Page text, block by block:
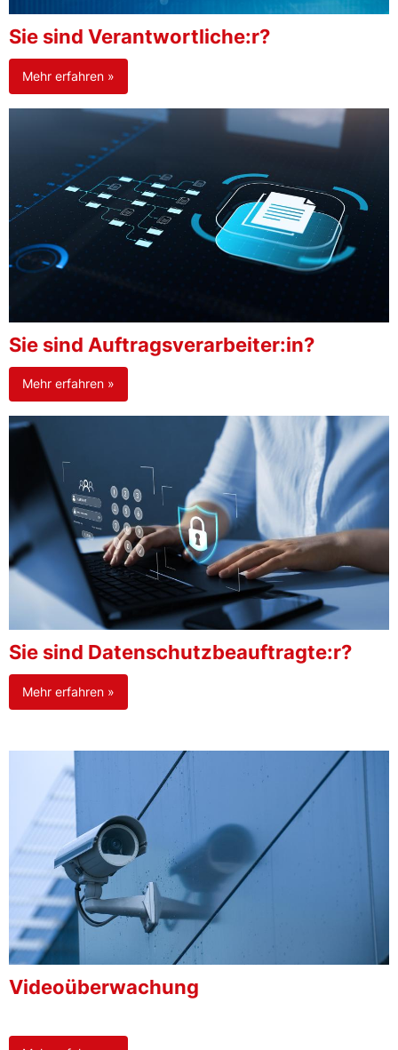
Sie sind Verantwortliche:r?
Mehr erfahren »
Sie sind Auftragsverarbeiter:in?
Mehr erfahren »
Sie sind Datenschutzbeauftragte:r?
Mehr erfahren »
Videoüberwachung